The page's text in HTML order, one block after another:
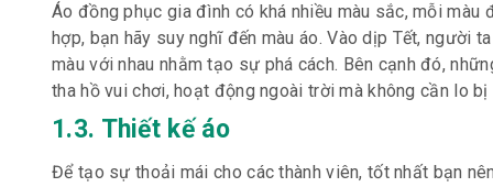
Áo đồng phục gia đình có khá nhiều màu sắc, mỗi
hợp, bạn hãy suy nghĩ đến màu áo. Vào dịp Tết, người
màu với nhau nhằm tạo sự phá cách. Bên cạnh đó,
tha hồ vui chơi, hoạt động ngoài trời mà không cần lo
1.3. Thiết kế áo
Để tạo sự thoải mái cho các thành viên, tốt nhất bạn